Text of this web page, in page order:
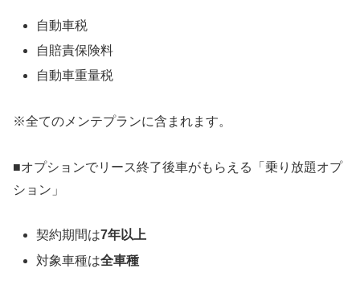
自動車税
自賠責保険料
自動車重量税
※全てのメンテプランに含まれます。
■オプションでリース終了後車がもらえる「乗り放題オプ
ション」
契約期間は7年以上
対象車種は全車種